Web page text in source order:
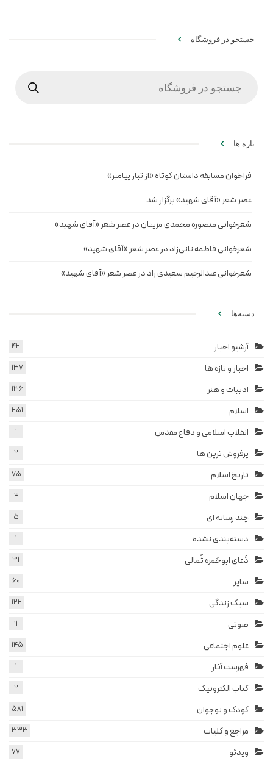
جستجو در فروشگاه
تازه ها
فراخوان مسابقه داستان کوتاه «از تبار پیامبر»
عصر شعر «آقای شهید» برگزار شد
شعرخوانی منصوره محمدی مزینان در عصر شعر «آقای شهید»
شعرخوانی فاطمه نانی‌زاد در عصر شعر «آقای شهید»
شعرخوانی عبدالرحیم سعیدی راد در عصر شعر «آقای شهید»
دسته‌ها
آرشیو اخبار 42
اخبار و تازه ها 137
ادبیات و هنر 136
اسلام 251
انقلاب اسلامی و دفاع مقدس 1
پرفروش ترین ها 2
تاریخ اسلام 75
جهان اسلام 4
چند رسانه ای 5
دسته‌بندی نشده 1
دُعای ابوحَمزه ثُمالی 31
سایر 60
سبک زندگی 122
صوتی 11
علوم اجتماعی 145
فهرست آثار 1
کتاب الکترونیک 2
کودک و نوجوان 581
مراجع و کلیات 333
ویدئو 77